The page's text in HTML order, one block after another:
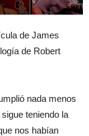
de James
de Robert
nada menos
teniendo la
nos habían